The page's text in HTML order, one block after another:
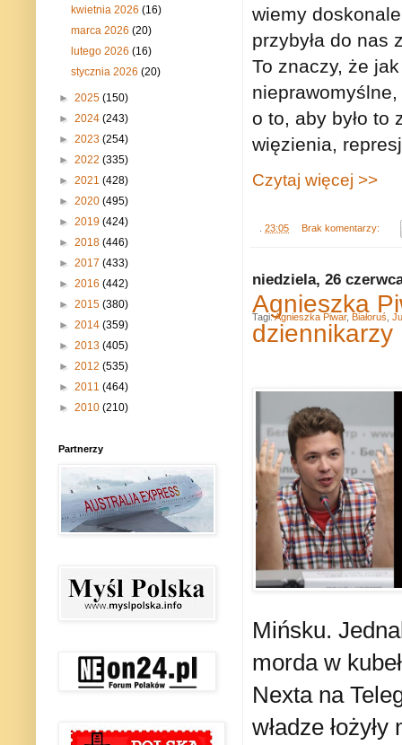
wiemy
przybyła do nas
To znaczy, że
o to, aby było to
więzienia,
Czytaj więcej >>
23:05 Brak komentarzy:
niedziela, 26
Agnieszka
dziennikarzy
Mińsku.
morda w
Nexta na
władze
Tagi:Agnieszka Piwar, Białoruś
kwietnia 2026(16)
marca 2026(20)
lutego 2026(16)
stycznia 2026(20)
► 2025 (150)
► 2024 (243)
► 2023 (254)
► 2022 (335)
► 2021 (428)
► 2020 (495)
► 2019 (424)
► 2018 (446)
► 2017 (433)
► 2016 (442)
► 2015 (380)
► 2014 (359)
► 2013 (405)
► 2012 (535)
► 2011 (464)
► 2010 (210)
Partnerzy